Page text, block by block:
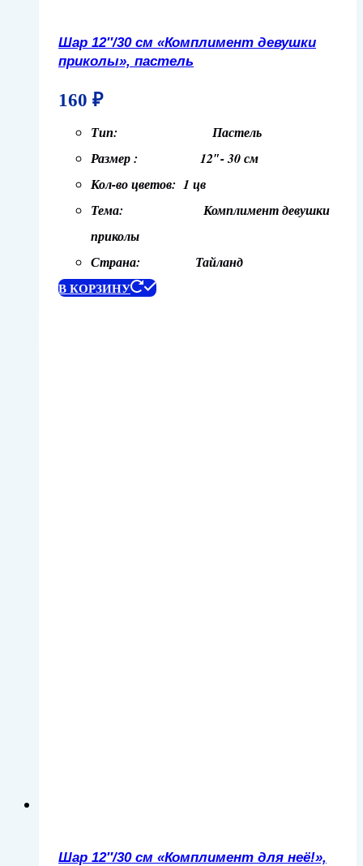
Шар 12″/30 см «Комплимент девушки
приколы», пастель
160 ₽
Тип: Пастель
Размер : 12″- 30 см
Кол-во цветов: 1 цв
Тема: Комплимент девушки
приколы
Страна: Тайланд
В КОРЗИНУ
Шар 12″/30 см «Комплимент для неё!»,